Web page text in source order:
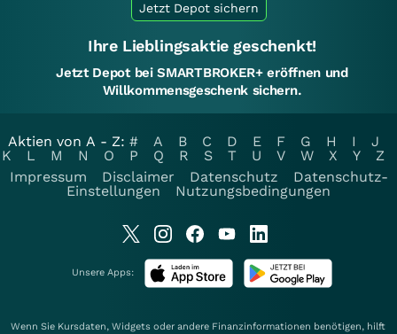
Jetzt Depot sichern
Ihre Lieblingsaktie geschenkt!
Jetzt Depot bei SMARTBROKER+ eröffnen und
Willkommensgeschenk sichern.
Aktien von A - Z: # A B C D E F G H I
J
K
L M N O P Q R S T U V W X Y
Z
Impressum
Disclaimer Datenschutz
Datenschutz-
Einstellungen
Nutzungsbedingungen
Unsere Apps:
Wenn Sie Kursdaten, Widgets oder andere Finanzinformationen benötigen, hilft